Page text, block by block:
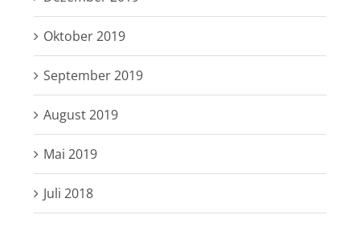
Oktober 2019
September 2019
August 2019
Mai 2019
Juli 2018